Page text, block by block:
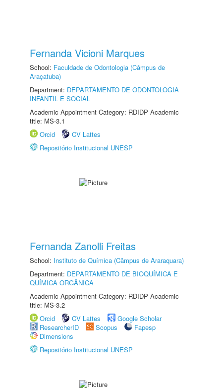
Fernanda Vicioni Marques
School: Faculdade de Odontologia (Câmpus de
Araçatuba)
Department: DEPARTAMENTO DE ODONTOLOGIA
INFANTIL E SOCIAL
Academic Appointment Category: RDIDP Academic
title: MS-3.1
Orcid
CV Lattes
Repositório Institucional UNESP
Fernanda Zanolli Freitas
School: Instituto de Química (Câmpus de Araraquara)
Department: DEPARTAMENTO DE BIOQUÍMICA E
QUÍMICA ORGÂNICA
Academic Appointment Category: RDIDP Academic
title: MS-3.2
Orcid
CV Lattes
Google Scholar
ResearcherID
Scopus
Fapesp
Dimensions
Repositório Institucional UNESP